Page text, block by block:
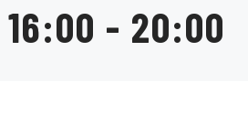
16:00 - 20:00